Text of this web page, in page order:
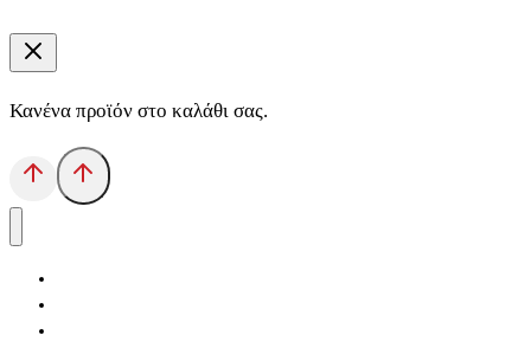
Κανένα προϊόν στο καλάθι σας.